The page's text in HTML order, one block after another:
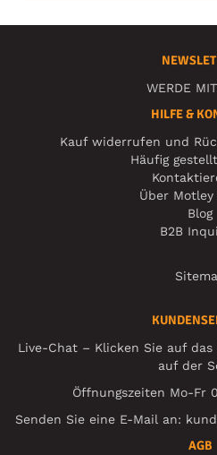
WERDE
HILFE &
Kauf widerrufen und
Häufig
Über Motley
Blog
B2B
Live-Chat – Klicken Sie auf
auf der
Öffnungszeiten Mo-Fr
Senden Sie eine E-Mail an:
AGB